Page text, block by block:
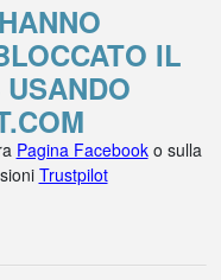
IL
Pagina Facebooko sulla
Trustpilot